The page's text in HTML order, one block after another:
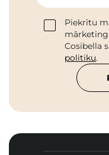
Piekrītu
Cosibella
politiku.